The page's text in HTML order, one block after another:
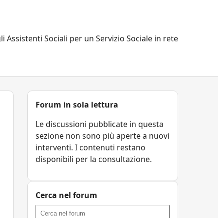
Assistenti Sociali per un Servizio Sociale in rete
Forum in sola lettura
Le discussioni pubblicate in questa
sezione non sono più aperte a nuovi
interventi. I contenuti restano
disponibili per la consultazione.
Cerca nel forum